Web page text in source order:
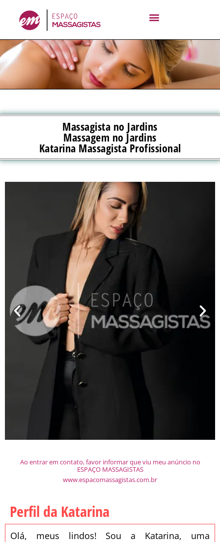
conteúdo
Massagista no Jardins
Massagem no Jardins
Katarina Massagista Profissional
Ao entrar em contato, favor informar que viu meu anúncio no
ESPAÇO MASSAGISTAS
www.espacomassagistas.com.br
Perfil da Katarina
Olá, meus lindos! Sou a Katarina, uma